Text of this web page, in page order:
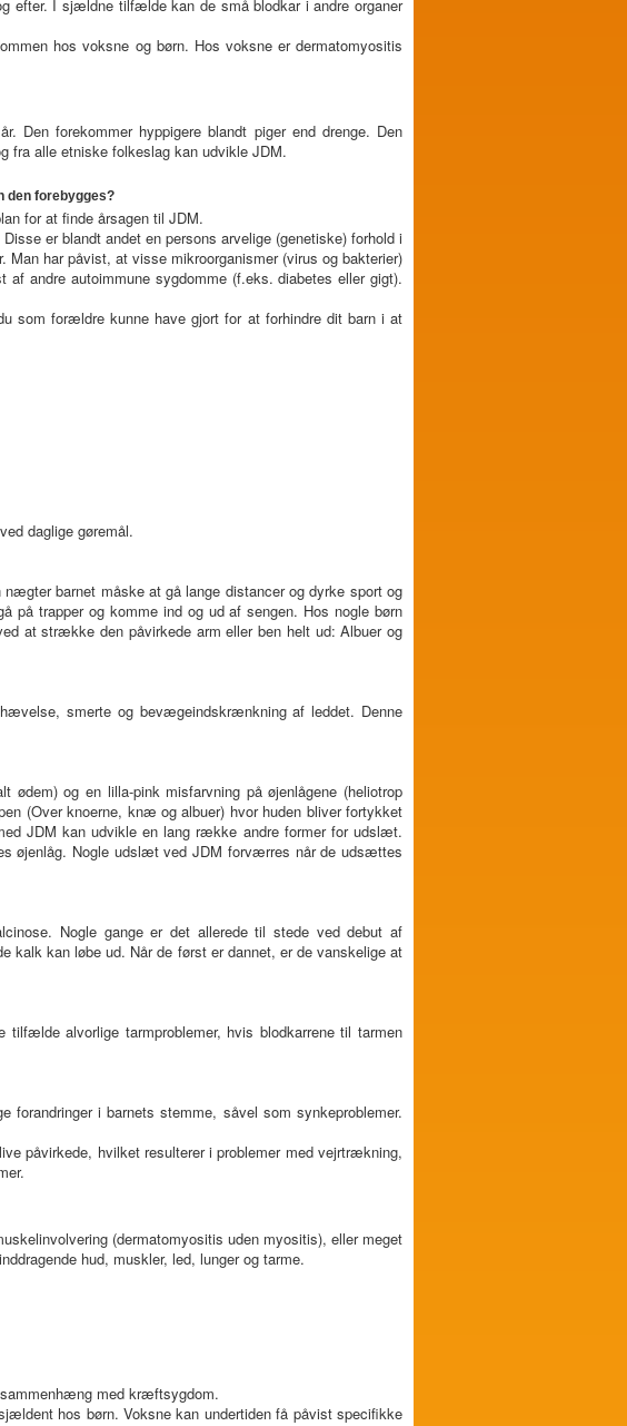
efter. I sjældne tilfælde kan de små blodkar i andre organer
hos voksne og børn. Hos voksne er dermatomyositis
forekommer hyppigere blandt piger end drenge. Den
fra alle etniske folkeslag kan udvikle JDM.
den forebygges?
for at finde årsagen til JDM.
er blandt andet en persons arvelige (genetiske) forhold i
har påvist, at visse mikroorganismer (virus og bakterier)
andre autoimmune sygdomme (f.eks. diabetes eller gigt).
som forældre kunne have gjort for at forhindre dit barn i at
daglige gøremål.
barnet måske at gå lange distancer og dyrke sport og
på trapper og komme ind og ud af sengen. Hos nogle børn
at strække den påvirkede arm eller ben helt ud: Albuer og
smerte og bevægeindskrænkning af leddet. Denne
og en lilla-pink misfarvning på øjenlågene (heliotrop
(Over knoerne, knæ og albuer) hvor huden bliver fortykket
JDM kan udvikle en lang række andre former for udslæt.
øjenlåg. Nogle udslæt ved JDM forværres når de udsættes
Nogle gange er det allerede til stede ved debut af
kalk kan løbe ud. Når de først er dannet, er de vanskelige at
alvorlige tarmproblemer, hvis blodkarrene til tarmen
forandringer i barnets stemme, såvel som synkeproblemer.
påvirkede, hvilket resulterer i problemer med vejrtrækning,
(dermatomyositis uden myositis), eller meget
hud, muskler, led, lunger og tarme.
med kræftsygdom.
hos børn. Voksne kan undertiden få påvist specifikke